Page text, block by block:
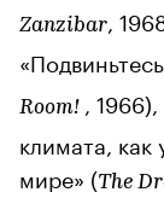
Zanzibar ,
Room!
,
климата,
мире» (The